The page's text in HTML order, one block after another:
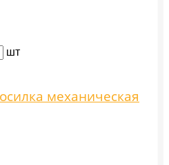
шт
механическая